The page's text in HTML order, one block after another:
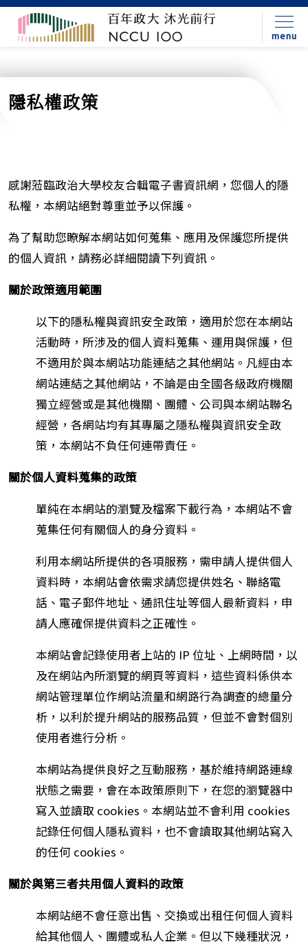
menu
隱私權政策
感謝蒞臨政治大學校友合輯電子書資訊網，您個人的隱
私權，本網站絕對尊重並予以保護。
為了幫助您瞭解本網站如何蒐集、應用及保護您所提供
的個人資訊，請務必詳細閱讀下列資訊。
關於政策適用範圍
以下的隱私權與資訊安全政策，適用於您在本網站
活動時，所涉及的個人資料蒐集、運用與保護，但
不適用於與本網站功能連結之其他網站。凡經由本
網站連結之其他網站，不論是由全國各級政府機關
獨立經營或是其他機關、團體、公司與本網站聯名
經營，各網站均有其專屬之隱私權與資訊安全政
策，本網站不負任何連帶責任。
關於個人資料蒐集的政策
單純在本網站的瀏覽及檔案下載行為，本網站不會
蒐集任何有關個人的身分資料。
利用本網站所提供的各項服務，需申請人提供個人
資料時，本網站會依需求請您提供姓名、聯絡電
話、電子郵件地址、通訊住址等個人最新資料，申
請人應確保提供資料之正確性。
本網站會記錄使用者上站的 IP 位址、上網時間，以
及在網站內所瀏覽的網頁等資料，這些資料係供本
網站管理單位作網站流量和網路行為調查的總量分
析，以利於提升網站的服務品質，但並不會對個別
使用者進行分析。
本網站為提供良好之互動服務，基於維持網路連線
狀態之需要，會在本政策原則下，在您的瀏覽器中
寫入並讀取 cookies。本網站並不會利用 cookies
記錄任何個人隱私資料，也不會讀取其他網站寫入
的任何 cookies。
關於與第三者共用個人資料的政策
本網站絕不會任意出售、交換或出租任何個人資料
給其他個人、團體或私人企業。但以下幾種狀況，